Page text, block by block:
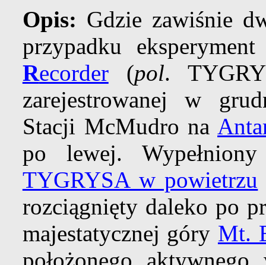
Opis: Gdzie zawiśnie
przypadku
Recorder(pol.
zarejestrowanej w
Stacji McMudro na
po lewej.
TYGRYSA w powietrzu
rozciągnięty daleko po
majestatycznej góry Mt.